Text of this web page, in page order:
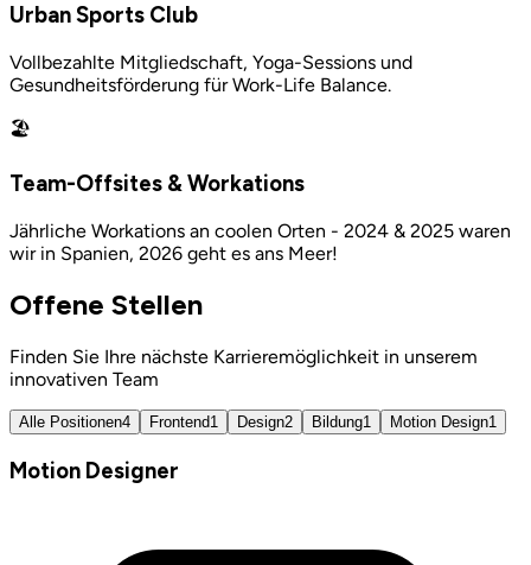
Urban Sports Club
Vollbezahlte Mitgliedschaft, Yoga-Sessions und
Gesundheitsförderung für Work-Life Balance.
🏖️
Team-Offsites & Workations
Jährliche Workations an coolen Orten - 2024 & 2025 waren
wir in Spanien, 2026 geht es ans Meer!
Offene Stellen
Finden Sie Ihre nächste Karrieremöglichkeit in unserem
innovativen Team
Alle Positionen4 Frontend1 Design2 Bildung1 Motion Design1
Motion Designer